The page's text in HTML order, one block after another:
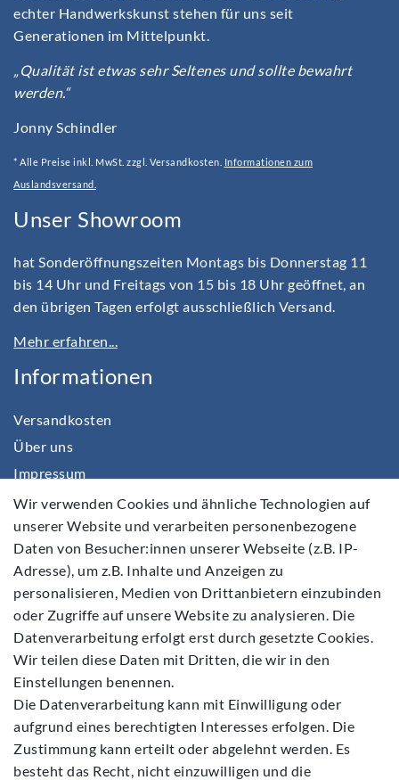
echter Handwerkskunst stehen für uns seit
Generationen im Mittelpunkt.
„Qualität ist etwas sehr Seltenes und sollte bewahrt
werden.“
Jonny Schindler
* Alle Preise inkl. MwSt. zzgl. Versandkosten. Informationen zum
Auslandsversand.
Unser Showroom
hat Sonderöffnungszeiten Montags bis Donnerstag 11
bis 14 Uhr und Freitags von 15 bis 18 Uhr geöffnet, an
den übrigen Tagen erfolgt ausschließlich Versand.
Mehr erfahren...
Informationen
Versandkosten
Über uns
Impressum
Daten­schutz­erklärung
AGB
Barrierefreiheitserklärung
Widerrufs­recht
Kontakt
Vertrag widerrufen
Folgen Sie Uns
Wir verwenden Cookies und ähnliche Technologien auf
unserer Website und verarbeiten personenbezogene
Daten von Besucher:innen unserer Webseite (z.B. IP-
Adresse), um z.B. Inhalte und Anzeigen zu
personalisieren, Medien von Drittanbietern einzubinden
oder Zugriffe auf unsere Website zu analysieren. Die
Datenverarbeitung erfolgt erst durch gesetzte Cookies.
Wir teilen diese Daten mit Dritten, die wir in den
Einstellungen benennen.
Die Datenverarbeitung kann mit Einwilligung oder
aufgrund eines berechtigten Interesses erfolgen. Die
Zustimmung kann erteilt oder abgelehnt werden. Es
besteht das Recht, nicht einzuwilligen und die